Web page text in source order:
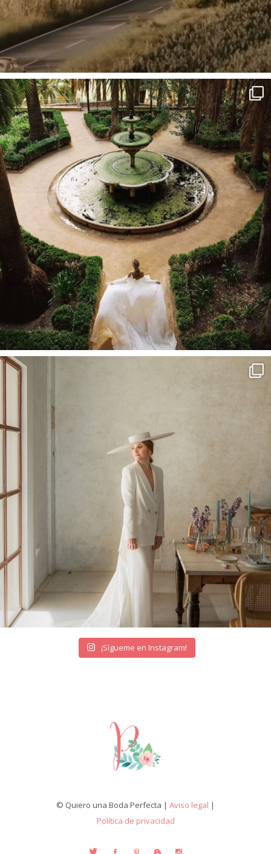
¡Sígueme en Instagram!
© Quiero una Boda Perfecta | Aviso legal |
Política de privacidad